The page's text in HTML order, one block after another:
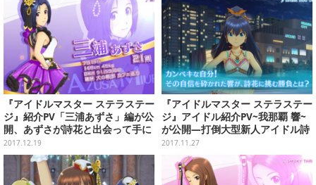
『アイドルマスター ステラステー
ジ』紹介PV「三浦あずさ」編が公
開、あずさが詩花と出会って手に
入れた理想とは
2017.12.19
『アイドルマスター ステラステー
ジ』アイドル紹介PV~我那覇 響~
が公開―打倒大型新人アイドル詩
花！
2017.11.27